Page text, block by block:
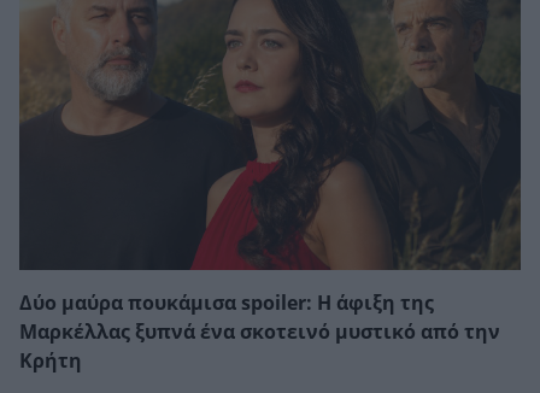
Δύο μαύρα πουκάμισα spoiler: Η άφιξη της
Μαρκέλλας ξυπνά ένα σκοτεινό μυστικό από την
Κρήτη